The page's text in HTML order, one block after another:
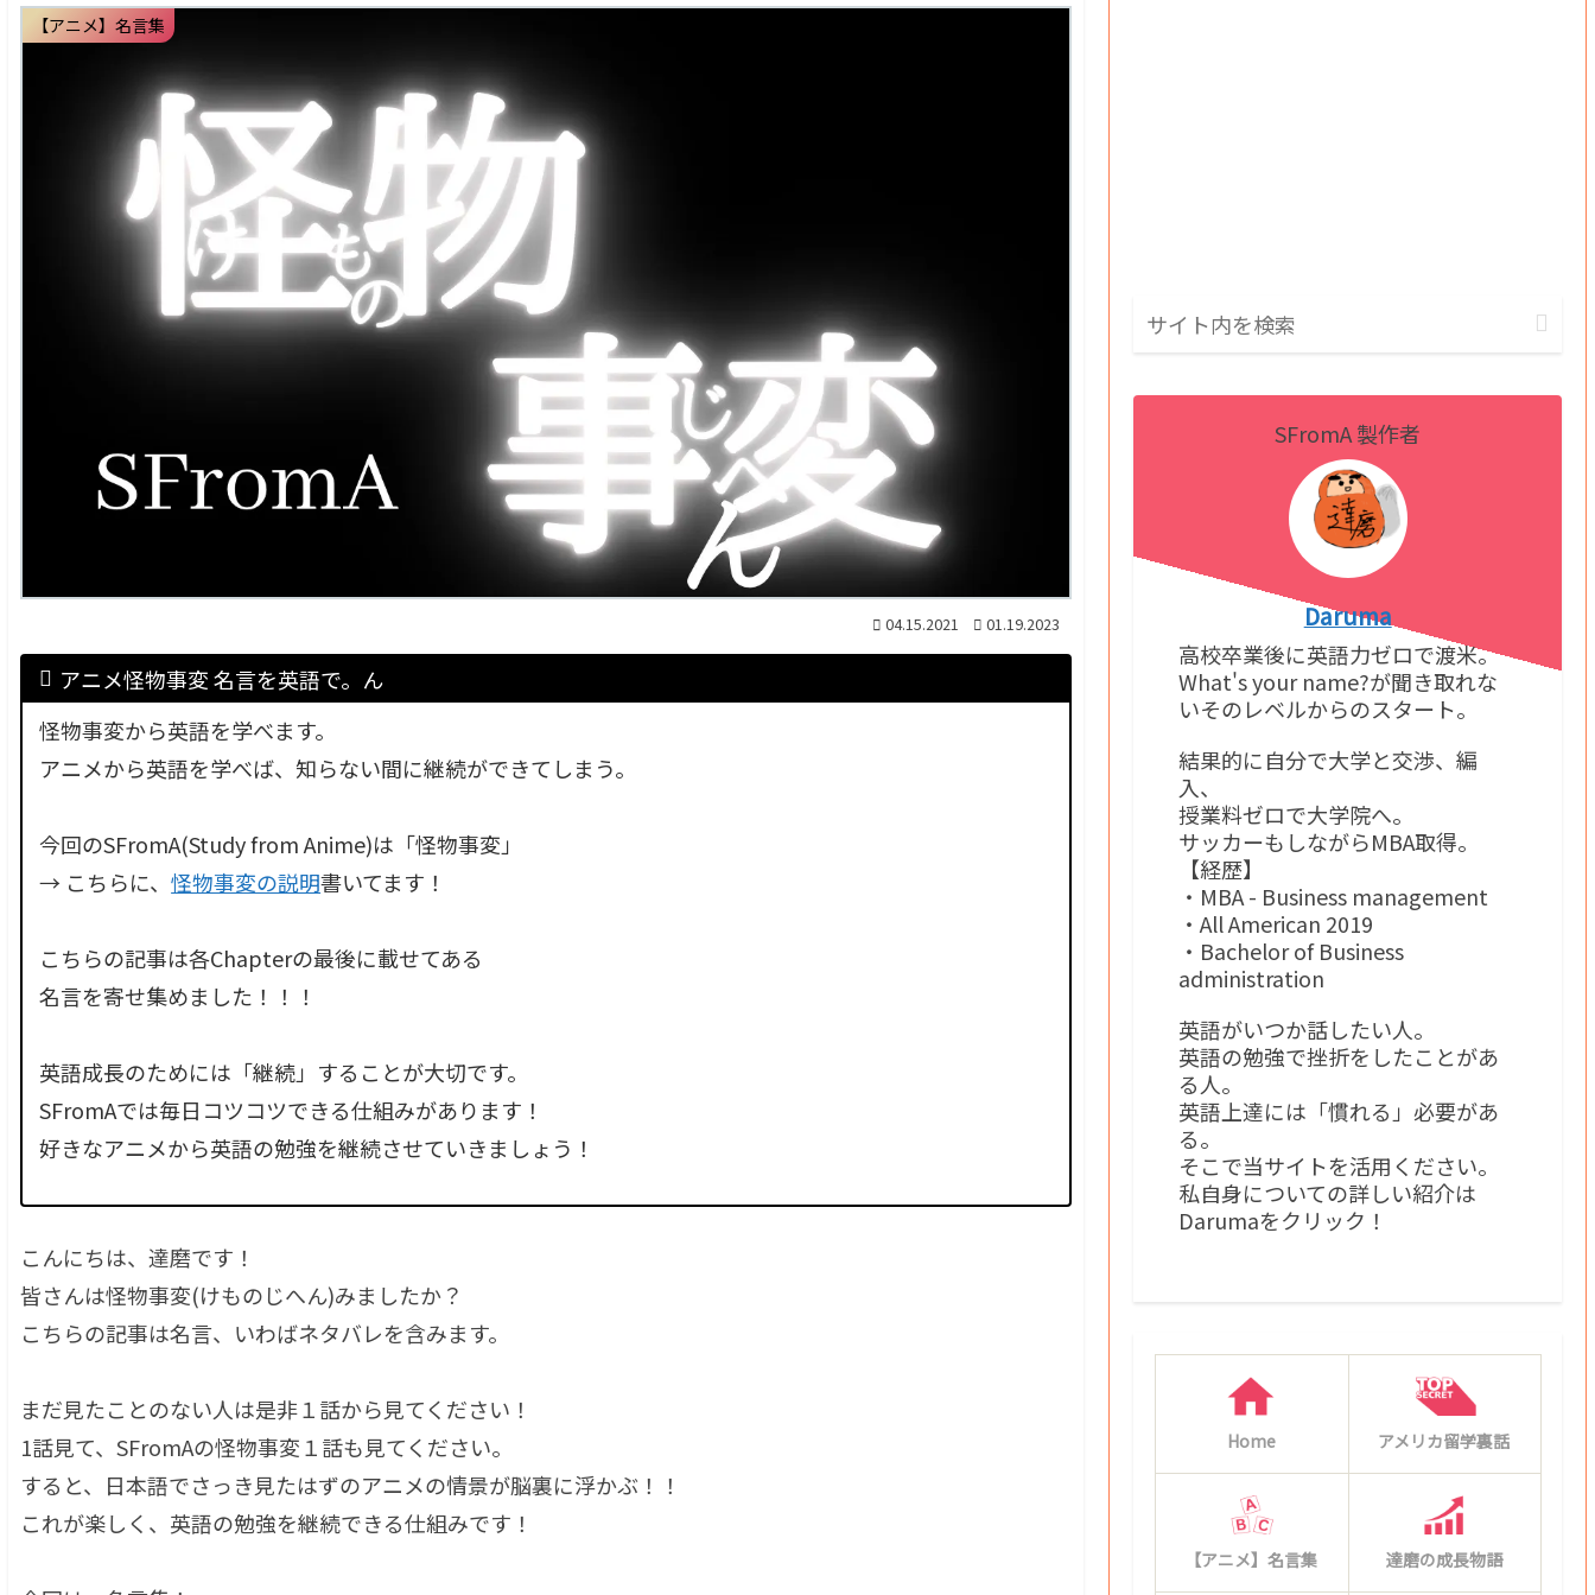
【アニメ】名言集
04.15.2021 01.19.2023
アニメ怪物事変 名言を英語で。ん
怪物事変から英語を学べます。
アニメから英語を学べば、知らない間に継続ができてしまう。
今回のSFromA(Study from Anime)は「怪物事変」
→ こちらに、怪物事変の説明書いてます！
こちらの記事は各Chapterの最後に載せてある
名言を寄せ集めました！！！
英語成長のためには「継続」することが大切です。
SFromAでは毎日コツコツできる仕組みがあります！
好きなアニメから英語の勉強を継続させていきましょう！
こんにちは、達磨です！
皆さんは怪物事変(けものじへん)みましたか？
こちらの記事は名言、いわばネタバレを含みます。
まだ見たことのない人は是非１話から見てください！
1話見て、SFromAの怪物事変１話も見てください。
すると、日本語でさっき見たはずのアニメの情景が脳裏に浮かぶ！！
これが楽しく、英語の勉強を継続できる仕組みです！
SFromA 製作者
Daruma
高校卒業後に英語力ゼロで渡米。
What's your name?が聞き取れな
いそのレベルからのスタート。
結果的に自分で大学と交渉、編
入、
授業料ゼロで大学院へ。
サッカーもしながらMBA取得。
【経歴】
・MBA - Business management
・All American 2019
・Bachelor of Business
administration
英語がいつか話したい人。
英語の勉強で挫折をしたことがあ
る人。
英語上達には「慣れる」必要があ
る。
そこで当サイトを活用ください。
私自身についての詳しい紹介は
Darumaをクリック！
Home アメリカ留学裏話
【アニメ】名言集 達磨の成長物語